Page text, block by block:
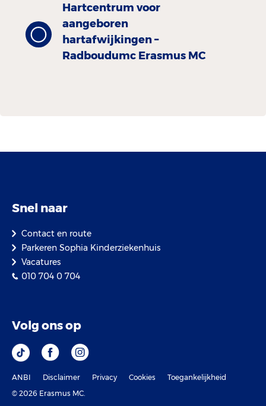
Hartcentrum voor
aangeboren
hartafwijkingen –
Radboudumc Erasmus MC
Snel naar
Contact en route
Parkeren Sophia Kinderziekenhuis
Vacatures
010 704 0 704
Volg ons op
ANBI Disclaimer Privacy Cookies
Toegankelijkheid
© 2026 Erasmus MC.